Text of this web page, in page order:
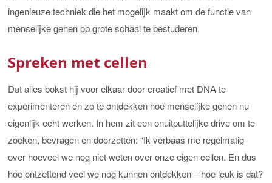
ingenieuze techniek die het mogelijk maakt om de functie van
menselijke genen op grote schaal te bestuderen.
Spreken met cellen
Dat alles bokst hij voor elkaar door creatief met DNA te
experimenteren en zo te ontdekken hoe menselijke genen nu
eigenlijk echt werken. In hem zit een onuitputtelijke drive om te
zoeken, bevragen en doorzetten: “Ik verbaas me regelmatig
over hoeveel we nog niet weten over onze eigen cellen. En dus
hoe ontzettend veel we nog kunnen ontdekken – hoe leuk is dat?